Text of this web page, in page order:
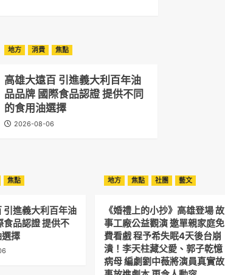
地方 消費 焦點
高雄大遠百 引進義大利百年油
品品牌 國際食品認證 提供不同
的食用油選擇
2026-08-06
焦點
引進義大利百年油
食品認證 提供不
擇
地方 焦點 社團 藝文
《婚禮上的小抄》高雄登場 故
事工廠公益觀演 邀單親家庭免
費看戲 程予希失眠4天後台崩
潰！李天柱藏父愛、郭子乾憶
病母 編劇劉中薇將演員真實故